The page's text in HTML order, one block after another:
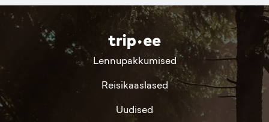
Lennupakkumised
Reisikaaslased
Uudised